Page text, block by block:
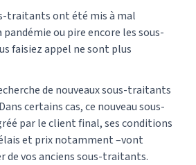
traitants ont été mis à mal
ou pire encore les sous-
faisiez appel ne sont plus
de nouveaux sous-traitants
certains cas, ce nouveau sous-
par le client final, ses conditions
et prix notamment –vont
de vos anciens sous-traitants.